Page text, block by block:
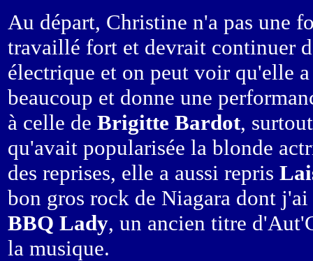
Au départ, Christine n'a pas une
travaillé fort et devrait continuer
électrique et on peut voir qu'elle
beaucoup et donne une
à celle de Brigitte Bardot,
qu'avait popularisée la blonde
des reprises, elle a aussi repris
bon gros rock de Niagara dont
BBQ Lady, un ancien titre
la musique.